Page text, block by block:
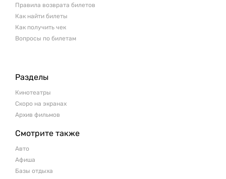
Правила возврата билетов
Как найти билеты
Как получить чек
Вопросы по билетам
Разделы
Кинотеатры
Скоро на экранах
Архив фильмов
Смотрите также
Авто
Афиша
Базы отдыха